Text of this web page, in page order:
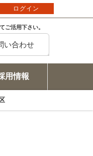
ご活用下さい。
い合わせ
用情報
ログイン